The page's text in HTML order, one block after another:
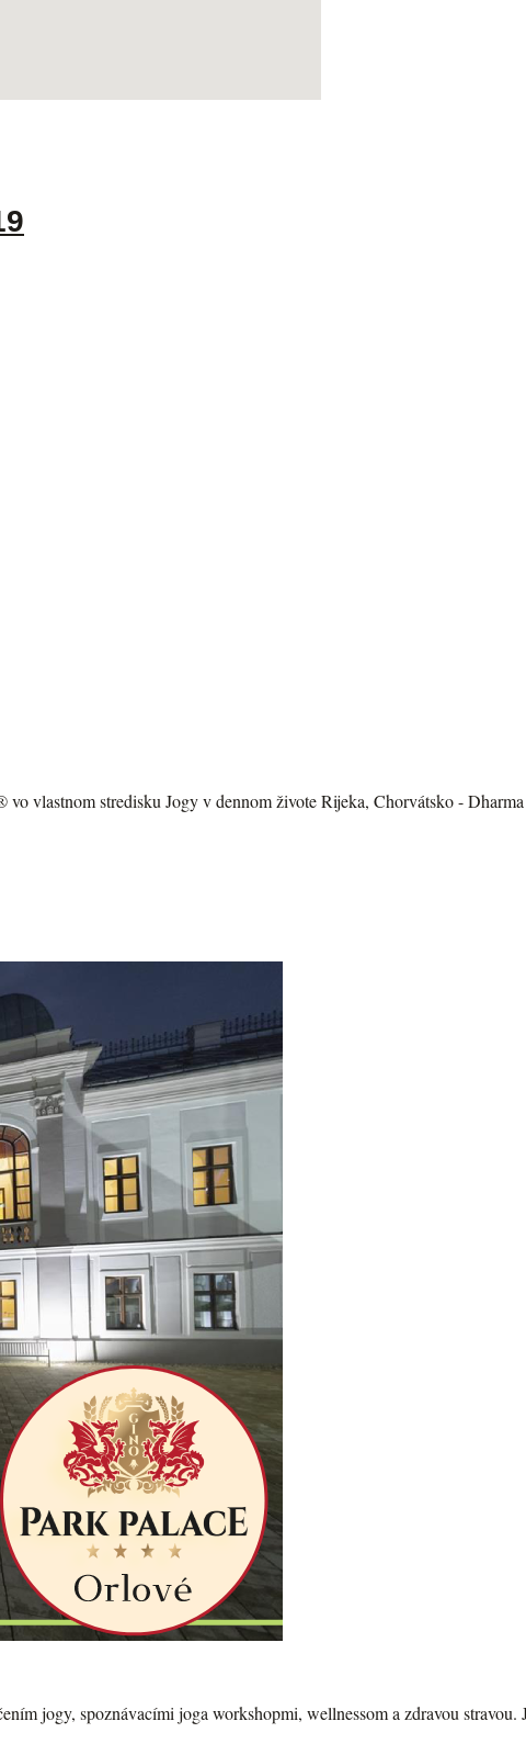
vlastnom stredisku Jogy v dennom živote Rijeka, Chorvátsko -
jogy, spoznávacími joga workshopmi, wellnessom a zdravou